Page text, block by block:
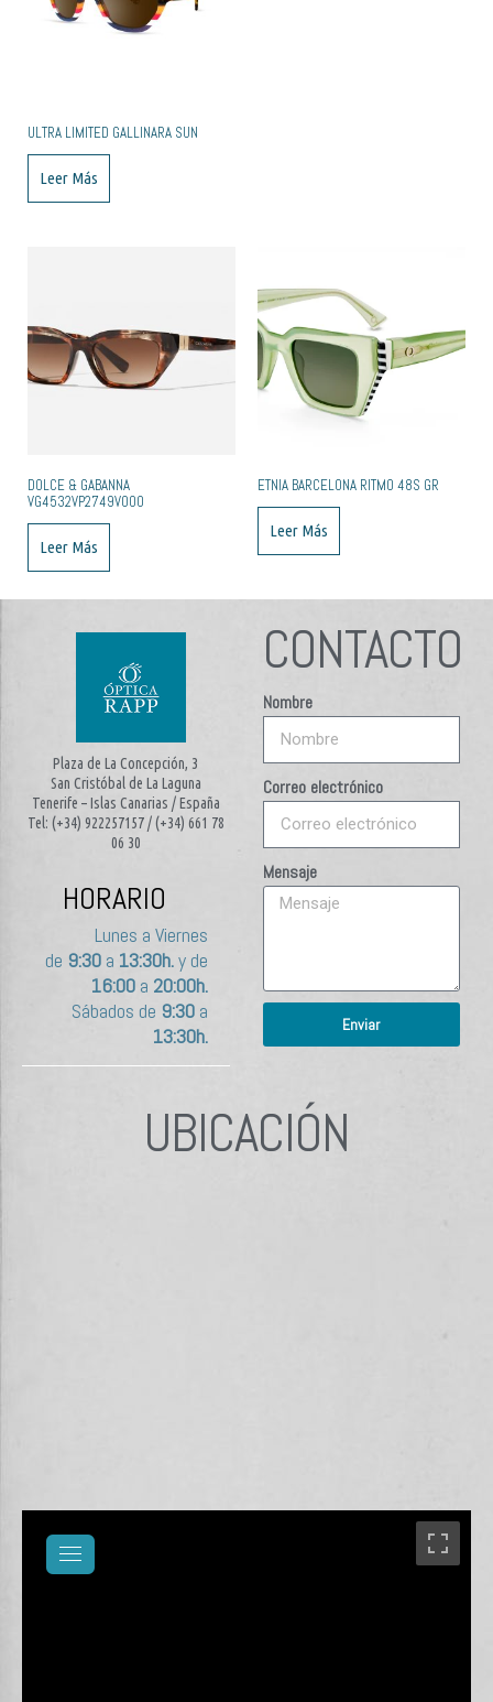
ULTRA LIMITED GALLINARA SUN
Leer Más
DOLCE & GABANNA
VG4532VP2749V000
Leer Más
ETNIA BARCELONA RITMO 48S GR
Leer Más
Plaza de La Concepción, 3
San Cristóbal de La Laguna
Tenerife – Islas Canarias / España
Tel: (+34) 922257157 / (+34) 661 78
06 30
HORARIO
Lunes a Viernes
de 9:30a 13:30h.y de
16:00a 20:00h.
Sábados de 9:30a
13:30h.
CONTACTO
Nombre
Correo electrónico
Mensaje
Enviar
UBICACIÓN